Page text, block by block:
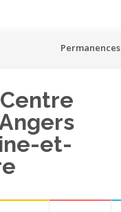
Aller
contenu
Permanences